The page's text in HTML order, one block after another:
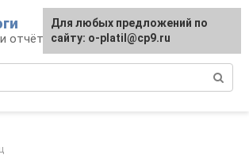
отчётность
Для любых предложений по
сайту: o-platil@cp9.ru